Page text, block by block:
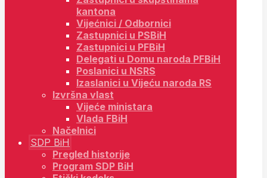
kantona
Vijećnici / Odbornici
Zastupnici u PSBiH
Zastupnici u PFBiH
Delegati u Domu naroda PFBiH
Poslanici u NSRS
Izaslanici u Vijeću naroda RS
Izvršna vlast
Vijeće ministara
Vlada FBiH
Načelnici
SDP BiH
Pregled historije
Program SDP BiH